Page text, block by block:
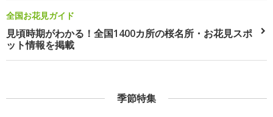
全国お花見ガイド
見頃時期がわかる！全国1400カ所の桜名所・お花見スポ
ット情報を掲載
季節特集